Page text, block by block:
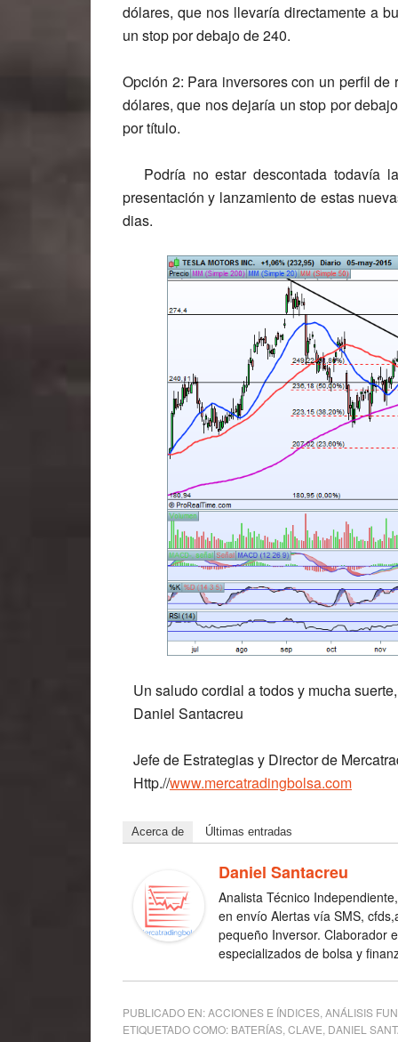
dólares, que nos llevaría directamente a
un stop por debajo de 240.
Opción 2: Para inversores con un perfil
dólares, que nos dejaría un stop por
por título.
Podría no estar descontada todavía
presentación y lanzamiento de estas
dias.
Un saludo cordial a todos y mucha suerte,
Daniel Santacreu
Jefe de Estrategias y Director de
Http.//www.mercatradingbolsa.com
Acerca de Últimas entradas
Daniel Santacreu
Analista Técnico
en envío Alertas vía SMS,
pequeño Inversor. Claborador
especializados de bolsa y
PUBLICADO EN:ACCIONES E ÍNDICES ANÁLISIS
ETIQUETADO COMO: BATERÍAS CLAVE DANIEL